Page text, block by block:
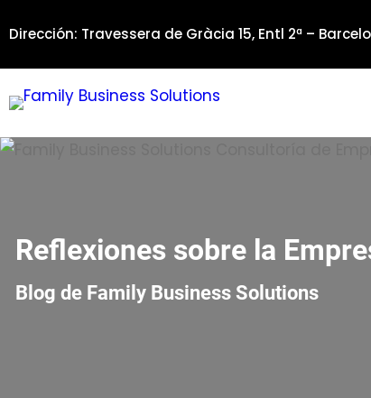
al
contenido
Dirección: Travessera de Gràcia 15, Entl 2ª –
Reflexiones sobre la
Blog de Family Business Solutions